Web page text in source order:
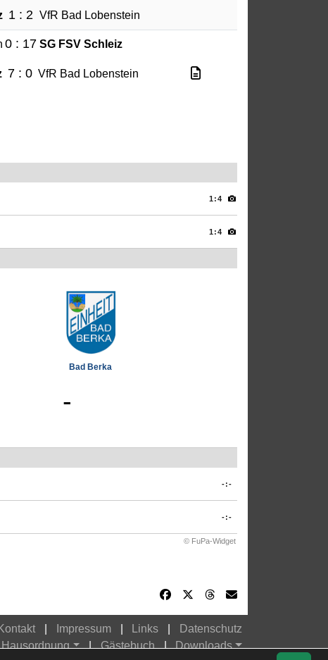
1 : 2 VfR Bad Lobenstein
0 : 17 SG FSV Schleiz
7 : 0 VfR Bad Lobenstein
1:4
1:4
Bad Berka
-
-:-
-:-
© FuPa-Widget
Kontakt Impressum Links
Datenschutz
Gästebuch
Downloads